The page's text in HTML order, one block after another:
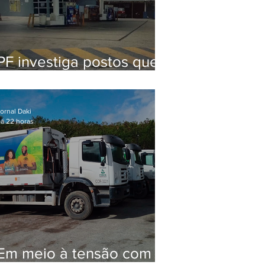
investiga postos que
de secretário
em 2020
meio à tensão com
Daki
22 horas